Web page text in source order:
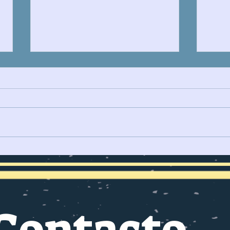
IRÁN Y LA GUERRA EN EL
ESTRECHO DE ORMUZ
REDEFINE RUTAS
MARÍTIMAS
LA